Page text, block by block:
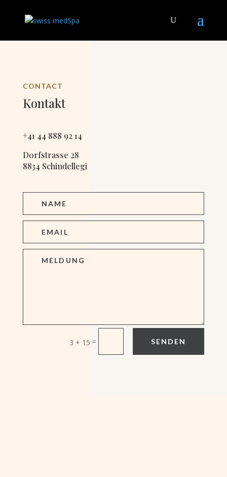
CONTACT
Kontakt
+41 44 888 92 14
Dorfstrasse 28
8834 Schindellegi
3 + 15 = SENDEN